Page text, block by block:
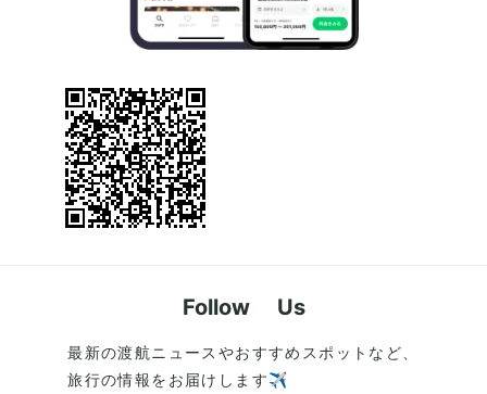
Follow Us
最新の渡航ニュースやおすすめスポットなど、
旅行の情報をお届けします✈️